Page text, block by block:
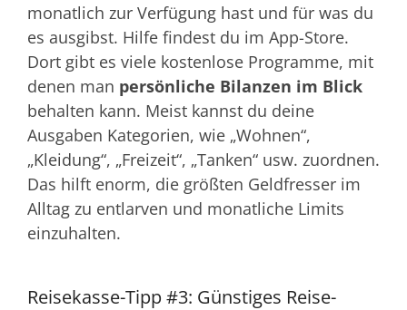
monatlich zur Verfügung hast und für was du
es ausgibst. Hilfe findest du im App-Store.
Dort gibt es viele kostenlose Programme, mit
denen man persönliche Bilanzen im Blick
behalten kann. Meist kannst du deine
Ausgaben Kategorien, wie „Wohnen“,
„Kleidung“, „Freizeit“, „Tanken“ usw. zuordnen.
Das hilft enorm, die größten Geldfresser im
Alltag zu entlarven und monatliche Limits
einzuhalten.
Reisekasse-Tipp #3: Günstiges Reise-